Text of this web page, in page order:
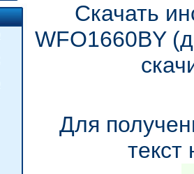
Скачать
WFO1660BY
Для
текст